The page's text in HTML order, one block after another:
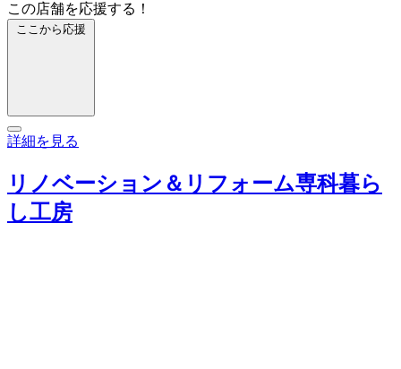
この店舗を応援する！
ここから応援
詳細を見る
リノベーション＆リフォーム専科暮ら
し工房